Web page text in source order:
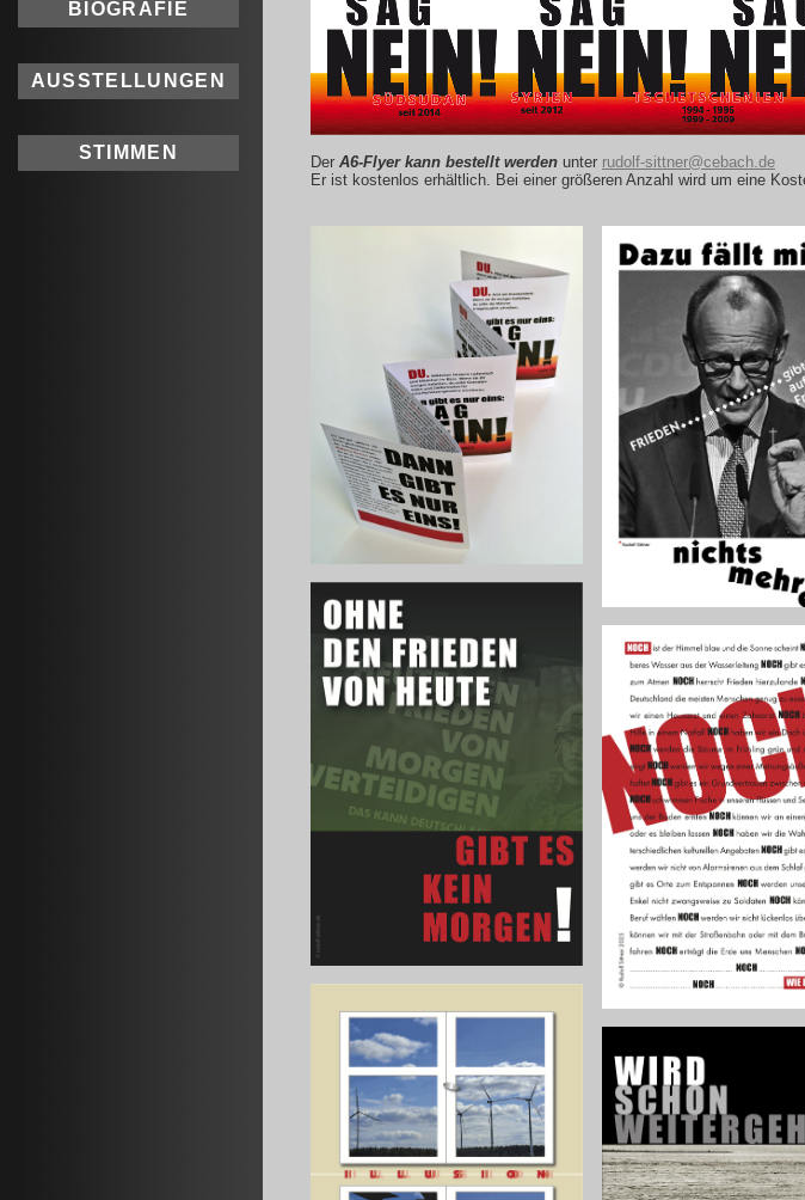
BIOGRAFIE
AUSSTELLUNGEN
STIMMEN Der A6-Flyer kann bestellt werden unter rudolf-sittner@cebach.de
Er ist kostenlos erhältlich. Bei einer größeren Anzahl wird um eine